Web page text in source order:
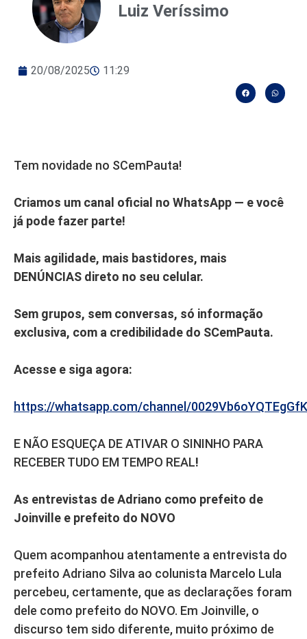
Luiz Veríssimo
20/08/2025 11:29
Tem novidade no SCemPauta!
Criamos um canal oficial no WhatsApp — e você
já pode fazer parte!
Mais agilidade, mais bastidores, mais
DENÚNCIAS direto no seu celular.
Sem grupos, sem conversas, só informação
exclusiva, com a credibilidade do SCemPauta.
Acesse e siga agora:
https://whatsapp.com/channel/
E NÃO ESQUEÇA DE ATIVAR O SININHO PARA
RECEBER TUDO EM TEMPO REAL!
As entrevistas de Adriano como prefeito de
Joinville e prefeito do NOVO
Quem acompanhou atentamente a entrevista do
prefeito Adriano Silva ao colunista Marcelo Lula
percebeu, certamente, que as declarações foram
dele como prefeito do NOVO. Em Joinville, o
discurso tem sido diferente, muito próximo de